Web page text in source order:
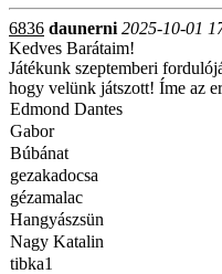
6836 daunerni 2025-10-01
Kedves Barátaim!
Játékunk szeptemberi
hogy velünk játszott! Íme az
Edmond Dantes
Gabor
Búbánat
gezakadocsa
gézamalac
Hangyászsün
Nagy Katalin
tibka1